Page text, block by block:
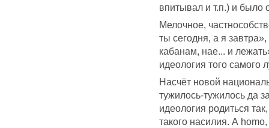
впитывал и т.п.) и было
Мелочное,
ты сегодня, а я
кабанам, нае... и
идеология того самого
Насчёт новой
тужилось-тужилось да
идеология родиться
такого насилия. А